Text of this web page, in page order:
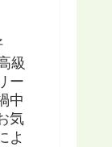
級
ー
中
気
よ